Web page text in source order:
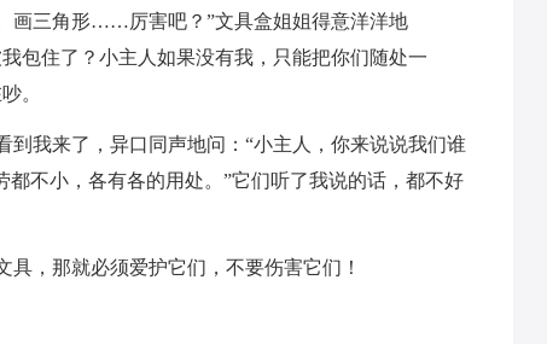
画三角形……厉害吧？”文具盒姐姐得意洋洋地
包住了？小主人如果没有我，只能把你们随处一
。
我来了，异口同声地问：“小主人，你来说说我们谁
不小，各有各的用处。”它们听了我说的话，都不好
，那就必须爱护它们，不要伤害它们！